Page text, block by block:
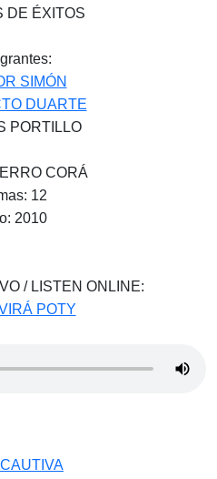
DE ÉXITOS
SIMÓN
DUARTE
PORTILLO
CORÁ
12
2010
/ LISTEN ONLINE:
POTY
CAUTIVA